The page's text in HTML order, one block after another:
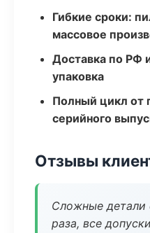
Гибкие сроки:
массовое
Доставка по РФ
упаковка
Полный цикл от
серийного
Отзывы
Сложные детали
раза, все